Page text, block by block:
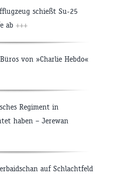
schießt Su-25
ab +++
von »Charlie Hebdo«
Regiment in
haben – Jerewan
auf Schlachtfeld